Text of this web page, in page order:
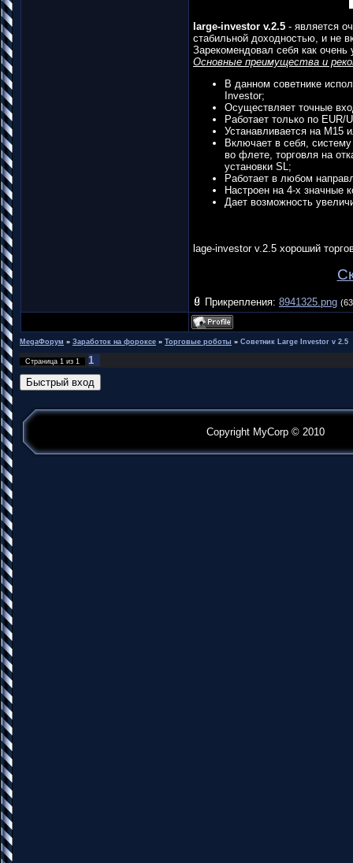
large-investor v.2.5 - является
стабильной доходностью, и не
Зарекомендовал себя как
Основные преимущества и
В данном советнике
Investor;
Осуществляет точные
Работает только по EUR/
Устанавливается на M15
Включает в себя,
во флете, торговля на
установки SL;
Работает в любом
Настроен на 4-х значные
Дает возможность
lage-investor v.2.5 хороший
Прикрепления: 8941325.png
MegaФорум » Заработок на фороксе » Торговые роботы » Советник Large Investor v 2.5
Страница 1 из 1 1
Copyright MyCorp © 2010